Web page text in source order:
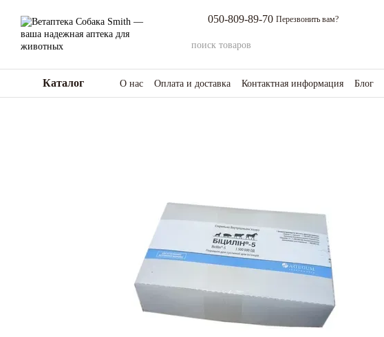
050-809-89-70 Перезвонить вам?
Каталог О нас Оплата и доставка Контактная информация Блог
Возврат товара и средств
Отзывы о магазине